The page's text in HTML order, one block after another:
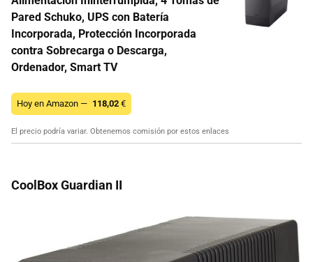
Pared Schuko, UPS con Batería
Incorporada, Protección Incorporada
contra Sobrecarga o Descarga,
Ordenador, Smart TV
Hoy en Amazon — 118,02 €
El precio podría variar. Obtenemos comisión por estos enlaces
CoolBox Guardian II